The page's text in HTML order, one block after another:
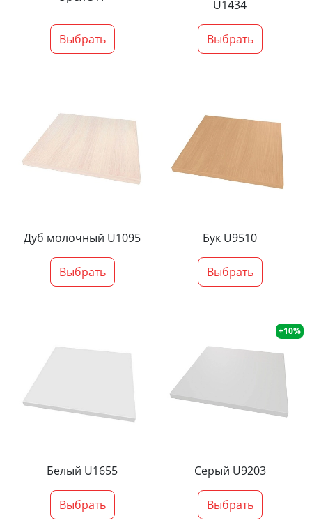
Выбрать
U1434
Выбрать
Дуб молочный U1095
Выбрать
Бук U9510
Выбрать
Белый U1655
Выбрать
+10%
Серый U9203
Выбрать